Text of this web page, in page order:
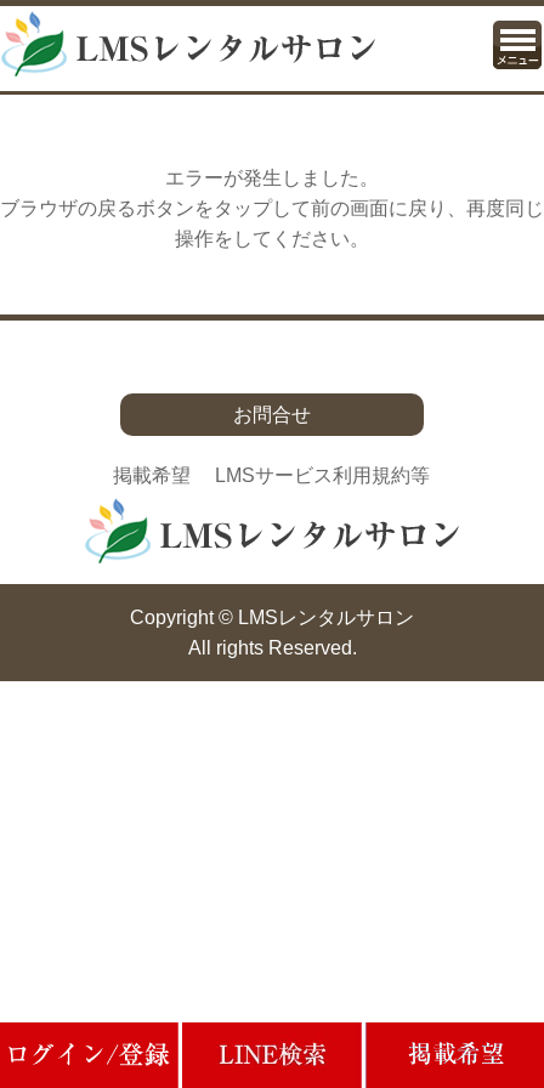
エラーが発生しました。
ブラウザの戻るボタンをタップして前の画面に戻り、再度同じ
操作をしてください。
お問合せ
掲載希望 LMSサービス利用規約等
Copyright © LMSレンタルサロン
All rights Reserved.